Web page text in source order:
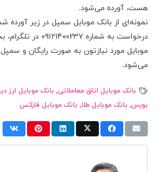
هست، آورده می‌شود.
نمونه‌ای از بانک موبایل سمپل در زیر آورده
درخواست به شماره
موبایل مورد نیازتون به صورت رایگان و
می‌شود.
بانک موبایل اتاق معاملاتی, بانک موبایل ارز
بورس, بانک موبایل طلا, بانک موبایل فارکس